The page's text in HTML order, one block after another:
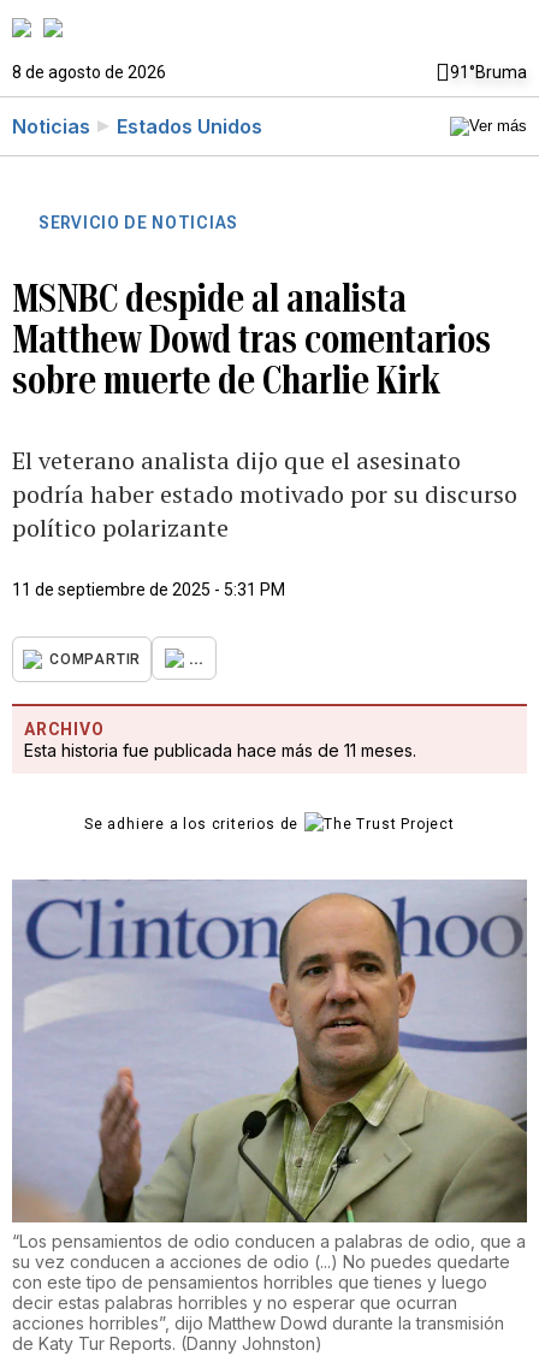
8 de agosto de 2026 91°Bruma
Noticias Estados Unidos
SERVICIO DE NOTICIAS
MSNBC despide al analista
Matthew Dowd tras comentarios
sobre muerte de Charlie Kirk
El veterano analista dijo que el asesinato
podría haber estado motivado por su discurso
político polarizante
11 de septiembre de 2025 - 5:31 PM
COMPARTIR ...
ARCHIVO
Esta historia fue publicada hace más de 11 meses.
Se adhiere a los criterios de
“Los pensamientos de odio conducen a palabras de odio, que a
su vez conducen a acciones de odio (...) No puedes quedarte
con este tipo de pensamientos horribles que tienes y luego
decir estas palabras horribles y no esperar que ocurran
acciones horribles”, dijo Matthew Dowd durante la transmisión
de Katy Tur Reports. (Danny Johnston)